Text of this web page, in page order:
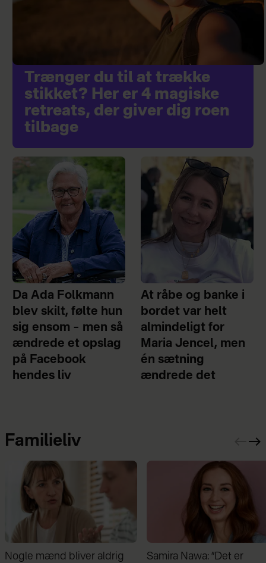
Trænger du til at trække
stikket? Her er 4 magiske
retreats, der giver dig roen
tilbage
Da Ada Folkmann
blev skilt, følte hun
sig ensom – men så
ændrede et opslag
på Facebook
hendes liv
At råbe og banke i
bordet var helt
almindeligt for
Maria Jencel, men
én sætning
ændrede det
Familieliv
Samira Nawa: ”Det er
Jeg valgte at blive